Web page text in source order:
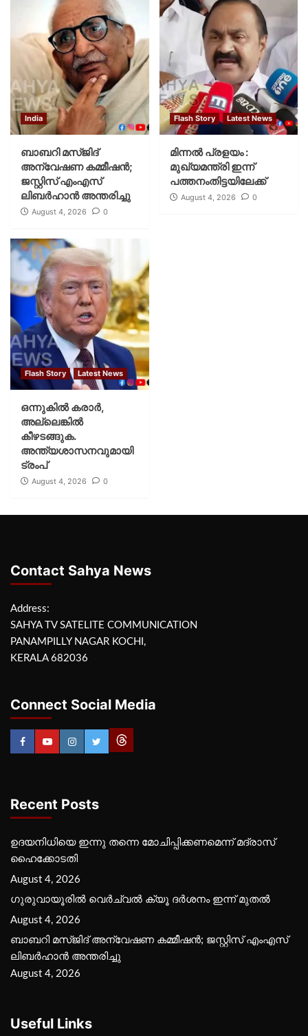
India
ബാബറി മസ്ജിദ്
അന്വേഷണ കമ്മീഷന്‍;
ജസ്റ്റിസ് എംഎസ്
ലിബര്‍ഹാന്‍ അന്തരിച്ചു
August 4, 2026 0
Flash Story Latest News
മിന്നല്‍ പ്രളയം :
മുഖ്യമന്ത്രി ഇന്ന്
പത്തനംതിട്ടയിലേക്ക്
August 4, 2026 0
Flash Story Latest News
ഒന്നുകില്‍ കരാര്‍,
അല്ലെങ്കില്‍
കീഴടങ്ങുക.
അന്ത്യശാസനവുമായി
ട്രംപ്
August 4, 2026 0
Contact Sahya News
Address:
SAHYA TV SATELITE COMMUNICATION
PANAMPILLY NAGAR KOCHI,
KERALA 682036
Connect Social Media
Recent Posts
ഉദയനിധിയെ ഇന്നു തന്നെ മോചിപ്പിക്കണമെന്ന് മദ്രാസ്
ഹൈക്കോടതി
August 4, 2026
ഗുരുവായൂരില്‍ വെര്‍ച്വല്‍ ക്യൂ ദര്‍ശനം ഇന്ന് മുതല്‍
August 4, 2026
ബാബറി മസ്ജിദ് അന്വേഷണ കമ്മീഷന്‍; ജസ്റ്റിസ് എംഎസ്
ലിബര്‍ഹാന്‍ അന്തരിച്ചു
August 4, 2026
Useful Links